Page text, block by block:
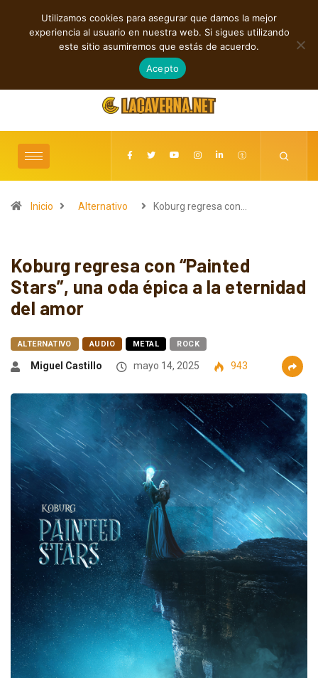
TENDENCIAS
M3TIN presenta “Nuestra Historia Acabó” en español
agosto 6, 2026
Inicio Alternativo Koburg regresa con…
Koburg regresa con “Painted
Stars”, una oda épica a la eternidad
del amor
ALTERNATIVO AUDIO METAL ROCK
Miguel Castillo mayo 14, 2025 943
Utilizamos cookies para asegurar que damos la mejor
experiencia al usuario en nuestra web. Si sigues utilizando
este sitio asumiremos que estás de acuerdo.
Acepto